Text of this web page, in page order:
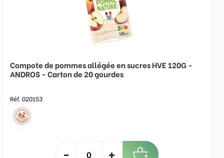
Compote de pommes allégée en sucres HVE 120G -
ANDROS - Carton de 20 gourdes
Réf. 020153